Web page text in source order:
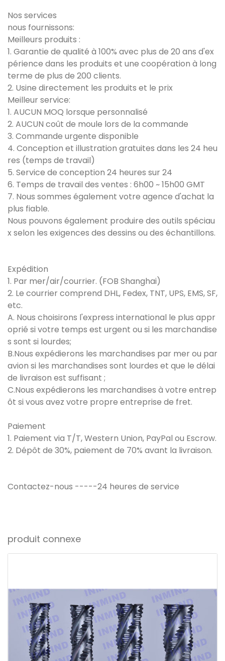
Nos services
nous fournissons:
Meilleurs produits :
1. Garantie de qualité à 100% avec plus de 20 ans d'ex
périence dans les produits et une coopération à long
terme de plus de 200 clients.
2. Usine directement les produits et le prix
Meilleur service:
1. AUCUN MOQ lorsque personnalisé
2. AUCUN coût de moule lors de la commande
3. Commande urgente disponible
4. Conception et illustration gratuites dans les 24 heu
res (temps de travail)
5. Service de conception 24 heures sur 24
6. Temps de travail des ventes : 6h00 ~ 15h00 GMT
7. Nous sommes également votre agence d'achat la
plus fiable.
Nous pouvons également produire des outils spéciau
x selon les exigences des dessins ou des échantillons.
Expédition
1. Par mer/air/courrier. (FOB Shanghai)
2. Le courrier comprend DHL, Fedex, TNT, UPS, EMS, SF,
etc.
A. Nous choisirons l'express international le plus appr
oprié si votre temps est urgent ou si les marchandise
s sont si lourdes;
B.Nous expédierons les marchandises par mer ou par
avion si les marchandises sont lourdes et que le délai
de livraison est suffisant ;
C.Nous expédierons les marchandises à votre entrep
ôt si vous avez votre propre entreprise de fret.
Paiement
1. Paiement via T/T, Western Union, PayPal ou Escrow.
2. Dépôt de 30%, paiement de 70% avant la livraison.
Contactez-nous -----24 heures de service
produit connexe